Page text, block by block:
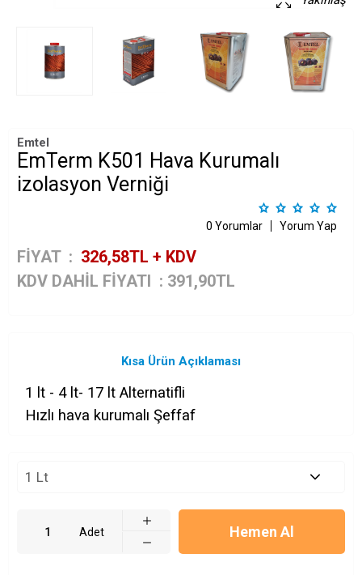
Emtel
EmTerm K501 Hava Kurumalı
izolasyon Verniği
0 Yorumlar Yorum Yap
FİYAT : 326,58TL + KDV
KDV DAHİL FİYATI : 391,90TL
Kısa Ürün Açıklaması
1 lt - 4 lt- 17 lt Alternatifli
Hızlı hava kurumalı Şeffaf
Adet Hemen Al